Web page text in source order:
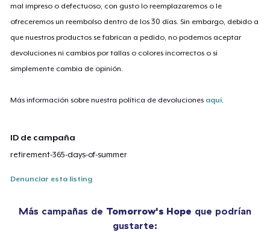
mal impreso o defectuoso, con gusto lo reemplazaremos o le
ofreceremos un reembolso dentro de los 30 días. Sin embargo, debido a
que nuestros productos se fabrican a pedido, no podemos aceptar
devoluciones ni cambios por tallas o colores incorrectos o si
simplemente cambia de opinión.
Más información sobre nuestra política de devoluciones aquí
ID de campaña
retirement-365-days-of-summer
Denunciar esta listing
Más campañas de Tomorrow's Hope que podrían
gustarte: